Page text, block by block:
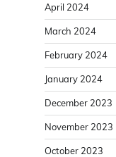
April 2024
March 2024
February 2024
January 2024
December 2023
November 2023
October 2023